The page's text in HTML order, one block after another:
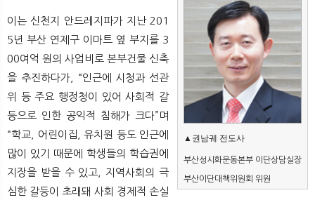
▲권남궤 전도사
부산성시화운동본부 이단상담실장
부산이단대책위원회 위원
이는 신천지 안드레지파가 지난 201
5년 부산 연제구 이마트 옆 부지를 3
00여억 원의 사업비로 본부건물 신축
을 추진하다가, “인근에 시청과 선관
위 등 주요 행정청이 있어 사회적 갈
등으로 인한 공익적 침해가 크다”며
“학교, 어린이집, 유치원 등도 인근에
많이 있기 때문에 학생들의 학습권에
지장을 받을 수 있고, 지역사회의 극
심한 갈등이 초래돼 사회 경제적 손실